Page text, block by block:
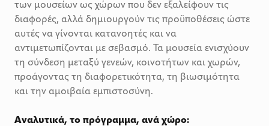
των μουσείων ως χώρων που δεν εξαλείφουν τις
διαφορές, αλλά δημιουργούν τις προϋποθέσεις ώστε
αυτές να γίνονται κατανοητές και να
αντιμετωπίζονται με σεβασμό. Τα μουσεία ενισχύουν
τη σύνδεση μεταξύ γενεών, κοινοτήτων και χωρών,
προάγοντας τη διαφορετικότητα, τη βιωσιμότητα
και την αμοιβαία εμπιστοσύνη.
Αναλυτικά, το πρόγραμμα, ανά χώρο: